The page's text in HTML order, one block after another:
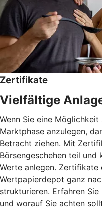
Zertifikate
Vielfältige
Wenn Sie eine
Marktphase anzulegen,
Betracht ziehen. Mit
Börsengeschehen teil und
Werte anlegen. Zertifikate
Wertpapierdepot ganz
strukturieren. Erfahren
und worauf Sie achten